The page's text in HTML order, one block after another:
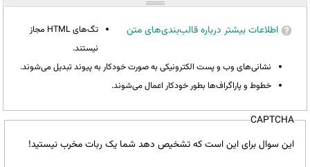
اطلاعات بیشتر درباره قالب‌بندی‌های متن
تگ‌های HTML مجاز
نیستند.
نشانی‌های وب و پست الکترونیکی به صورت خودکار به پیوند تبدیل می‌شوند.
خطوط و پاراگراف‌ها بطور خودکار اعمال می‌شوند.
CAPTCHA
این سوال برای این است که تشخیص دهد شما یک ربات مخرب نیستید!